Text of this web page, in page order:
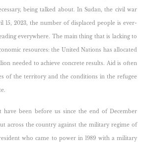
being talked about. In Sudan, the civil war
15, 2023, the number of displaced people is ever-
everywhere. The main thing that is lacking to
resources: the United Nations has allocated
needed to achieve concrete results. Aid is often
of the territory and the conditions in the refugee
have been before us since the end of December
across the country against the military regime of
who came to power in 1989 with a military